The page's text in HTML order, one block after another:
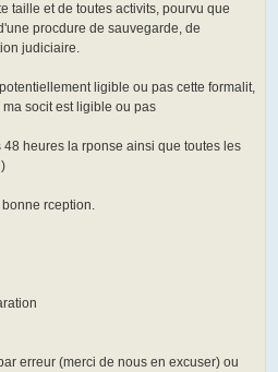
taille et de toutes activits, pourvu que
procdure de sauvegarde, de
judiciaire.
ligible ou pas cette formalit,
socit est ligible ou pas
heures la rponse ainsi que toutes les
rception.
erreur (merci de nous en excuser) ou